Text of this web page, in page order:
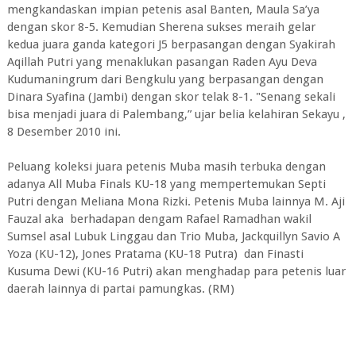
mengkandaskan impian petenis asal Banten, Maula Sa’ya
dengan skor 8-5. Kemudian Sherena sukses meraih gelar
kedua juara ganda kategori J5 berpasangan dengan Syakirah
Aqillah Putri yang menaklukan pasangan Raden Ayu Deva
Kudumaningrum dari Bengkulu yang berpasangan dengan
Dinara Syafina (Jambi) dengan skor telak 8-1. "Senang sekali
bisa menjadi juara di Palembang,” ujar belia kelahiran Sekayu ,
8 Desember 2010 ini.
Peluang koleksi juara petenis Muba masih terbuka dengan
adanya All Muba Finals KU-18 yang mempertemukan Septi
Putri dengan Meliana Mona Rizki. Petenis Muba lainnya M. Aji
Fauzal aka berhadapan dengam Rafael Ramadhan wakil
Sumsel asal Lubuk Linggau dan Trio Muba, Jackquillyn Savio A
Yoza (KU-12), Jones Pratama (KU-18 Putra) dan Finasti
Kusuma Dewi (KU-16 Putri) akan menghadap para petenis luar
daerah lainnya di partai pamungkas. (RM)